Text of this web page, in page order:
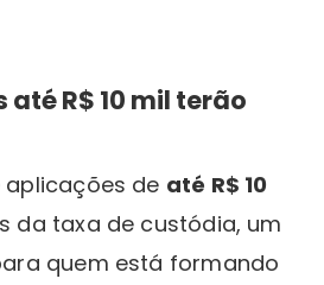
R$ 10 mil terão
aplicações de até R$ 10
da taxa de custódia, um
quem está formando